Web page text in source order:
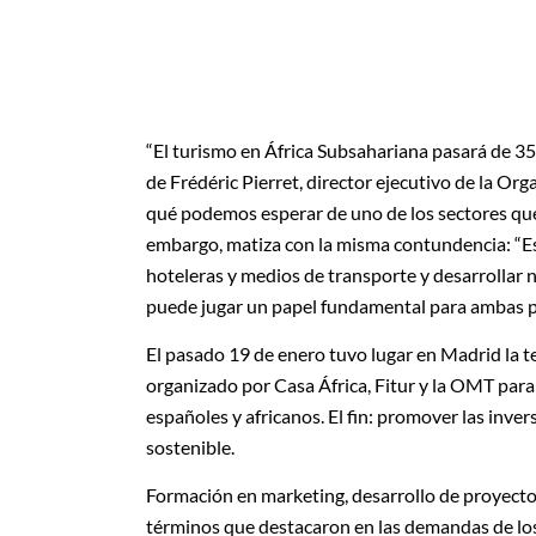
“El turismo en África Subsahariana pasará de
de Frédéric Pierret, director ejecutivo de la
qué podemos esperar de uno de los sectores
embargo, matiza con la misma contundencia:
hoteleras y medios de transporte y desarrollar
puede jugar un papel fundamental para ambas
El pasado 19 de enero tuvo lugar en Madrid la
organizado por Casa África, Fitur y la OMT
españoles y africanos. El fin: promover las
sostenible.
Formación en marketing, desarrollo de
términos que destacaron en las demandas de